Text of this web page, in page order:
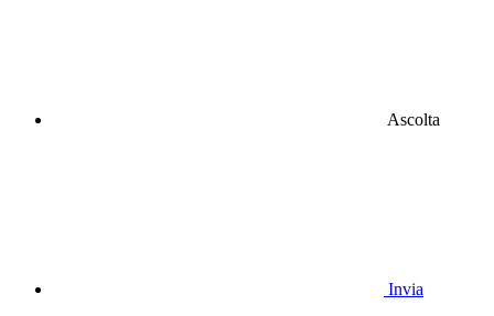
Ascolta
Invia